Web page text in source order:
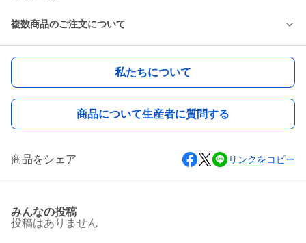
複数商品のご注文について
私たちについて
商品について生産者に質問する
商品をシェア リンクをコピー
みんなの投稿
投稿はありません